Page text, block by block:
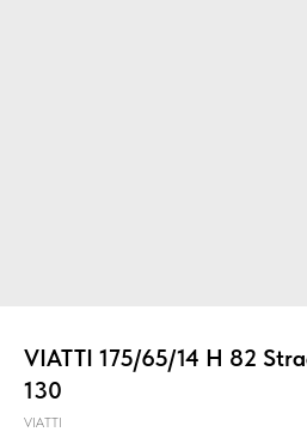
VIATTI 175/65/14 H 82
130
VIATTI